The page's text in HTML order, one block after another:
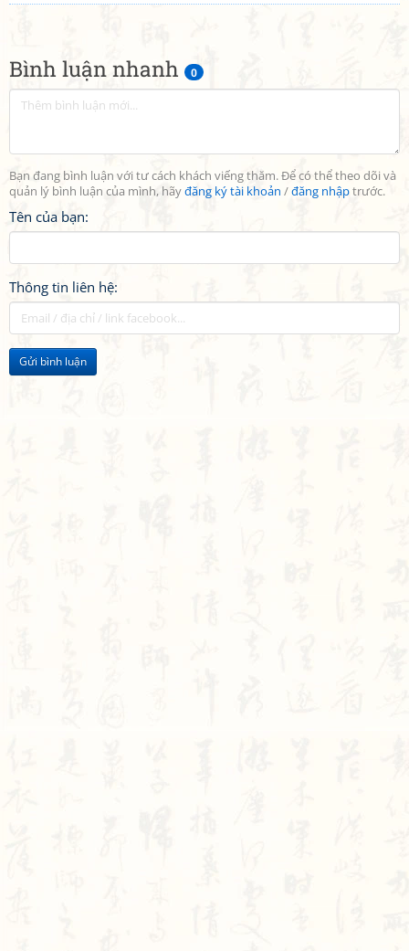
Bình luận nhanh 0
Bạn đang bình luận với tư cách khách viếng thăm. Để có thể theo dõi và
quản lý bình luận của mình, hãyđăng ký tài khoản /đăng nhậptrước.
Tên của bạn:
Thông tin liên hệ:
Gửi bình luận